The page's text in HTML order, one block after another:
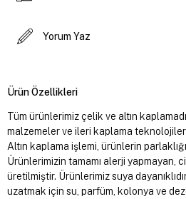
Yorum Yaz
Ürün Özellikleri
Tüm ürünlerimiz çelik ve altın
malzemeler ve ileri kaplama
Altın kaplama işlemi, ürünlerin
Ürünlerimizin tamamı alerji yapmayan,
üretilmiştir. Ürünlerimiz suya
uzatmak için su, parfüm, kolonya ve